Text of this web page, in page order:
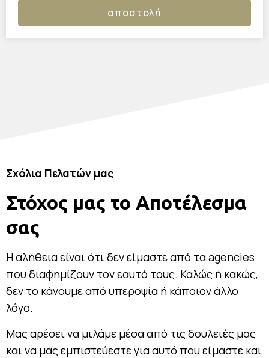
αποστολή
Σχόλια Πελατών μας
Στόχος μας το Αποτέλεσμα
σας
Η αλήθεια είναι ότι δεν είμαστε από τα agencies
που διαφημίζουν τον εαυτό τους. Καλώς ή κακώς,
δεν το κάνουμε από υπεροψία ή κάποιον άλλο
λόγο.
Μας αρέσει να μιλάμε μέσα από τις δουλειές μας
και να μας εμπιστεύεστε για αυτό που είμαστε και